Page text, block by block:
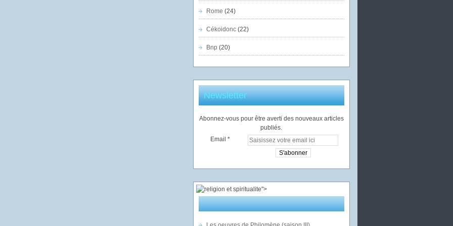
Rome (24)
Cékoidonc(22)
Bnp (20)
Newsletter
Abonnez-vous pour être averti des nouveaux articles
publiés.
Email
">